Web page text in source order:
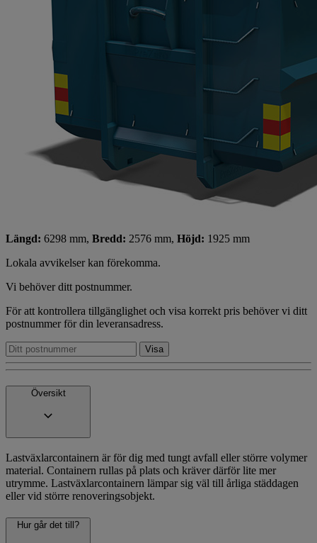
Längd: 6298 mm, Bredd: 2576 mm, Höjd: 1925 mm
Lokala avvikelser kan förekomma.
Vi behöver ditt postnummer.
För att kontrollera tillgänglighet och visa korrekt pris behöver vi ditt
postnummer för din leveransadress.
Översikt
Lastväxlarcontainern är för dig med tungt avfall eller större volymer
material. Containern rullas på plats och kräver därför lite mer
utrymme. Lastväxlarcontainern lämpar sig väl till årliga städdagen
eller vid större renoveringsobjekt.
Hur går det till?